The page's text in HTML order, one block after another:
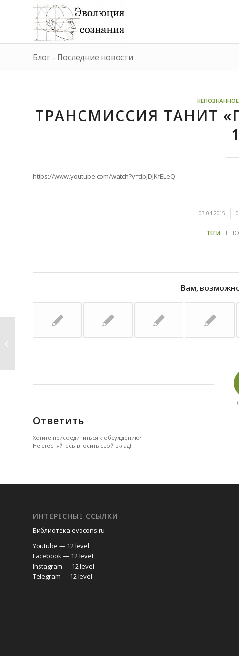
Блог - Последние новости
НЕПОЗНАННОЕ,
ТРАНСМИССИЯ ТАНИТ
1
https://www.youtube.com/watch?v=dpJDJKfELeQ
03.04.2015
/ /
ТЕГИ:
Вам,
Ответить
Хотите присоединиться к обсуждению?
Не стесняйтесь вносить свой вклад!
ИНТЕРЕСНЫЕ ССЫЛКИ
Библиотека evocons.ru
Youtube — 12 level
Facebook — 12 level
Instagram — 12 level
Telegram — 12 level
Прогноз на апрель 2015г.